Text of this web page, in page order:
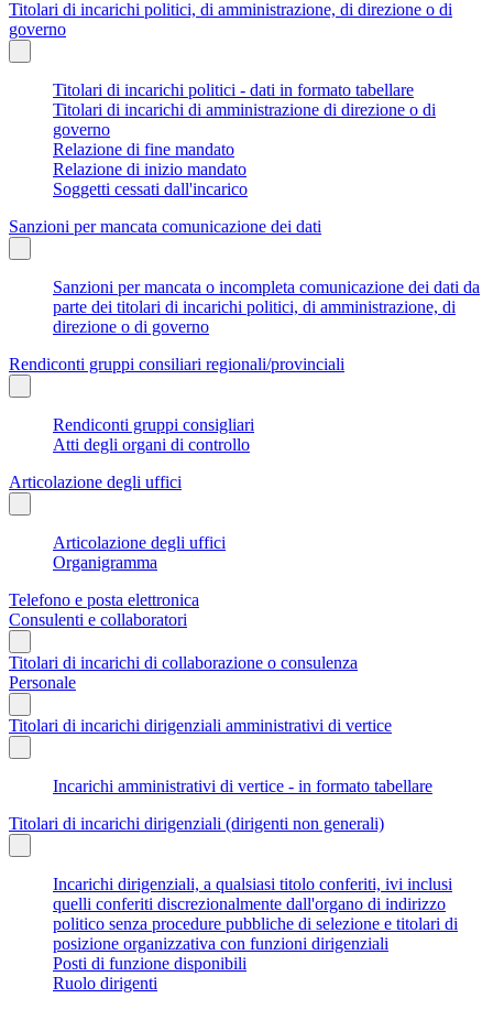
Titolari di incarichi politici, di amministrazione, di direzione o di
governo
Titolari di incarichi politici - dati in formato tabellare
Titolari di incarichi di amministrazione di direzione o di
governo
Relazione di fine mandato
Relazione di inizio mandato
Soggetti cessati dall'incarico
Sanzioni per mancata comunicazione dei dati
Sanzioni per mancata o incompleta comunicazione dei dati da
parte dei titolari di incarichi politici, di amministrazione, di
direzione o di governo
Rendiconti gruppi consiliari regionali/provinciali
Rendiconti gruppi consigliari
Atti degli organi di controllo
Articolazione degli uffici
Articolazione degli uffici
Organigramma
Telefono e posta elettronica
Consulenti e collaboratori
Titolari di incarichi di collaborazione o consulenza
Personale
Titolari di incarichi dirigenziali amministrativi di vertice
Incarichi amministrativi di vertice - in formato tabellare
Titolari di incarichi dirigenziali (dirigenti non generali)
Incarichi dirigenziali, a qualsiasi titolo conferiti, ivi inclusi
quelli conferiti discrezionalmente dall'organo di indirizzo
politico senza procedure pubbliche di selezione e titolari di
posizione organizzativa con funzioni dirigenziali
Posti di funzione disponibili
Ruolo dirigenti